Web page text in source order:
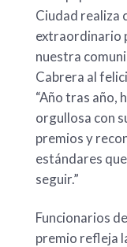
Ciudad realiza
extraordinario
nuestra
Cabrera al
“Año tras año,
orgullosa con
premios y
estándares
seguir.”
Funcionarios
premio refleja